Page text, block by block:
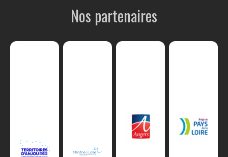
Nos partenaires